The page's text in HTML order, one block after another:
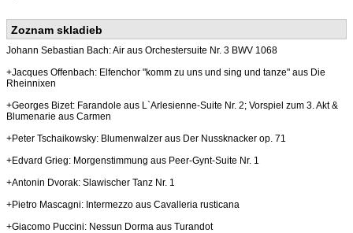
Zoznam skladieb
Johann Sebastian Bach: Air aus Orchestersuite Nr. 3 BWV 1068
+Jacques Offenbach: Elfenchor "komm zu uns und sing und tanze" aus Die
Rheinnixen
+Georges Bizet: Farandole aus L`Arlesienne-Suite Nr. 2; Vorspiel zum 3. Akt &
Blumenarie aus Carmen
+Peter Tschaikowsky: Blumenwalzer aus Der Nussknacker op. 71
+Edvard Grieg: Morgenstimmung aus Peer-Gynt-Suite Nr. 1
+Antonin Dvorak: Slawischer Tanz Nr. 1
+Pietro Mascagni: Intermezzo aus Cavalleria rusticana
+Giacomo Puccini: Nessun Dorma aus Turandot